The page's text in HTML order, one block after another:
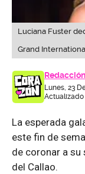
Luciana Fuster
Grand
Lunes, 23
Actualizado
La esperada
este fin de
de coronar a su
del Callao.